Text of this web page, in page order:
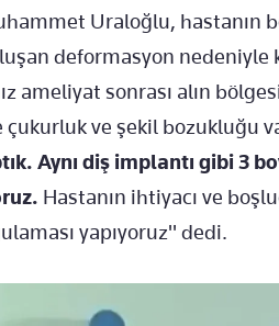
Uraloğlu, hastanın
deformasyon
ameliyat sonrası alın
ve şekil bozukluğu
Aynı diş implantı gibi 3
Hastanın ihtiyacı ve
yapıyoruz" dedi.